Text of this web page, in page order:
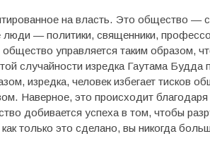
на власть. Это общество —
люди — политики, священники,
управляется таким образом,
случайности изредка Гаутама Будда
изредка, человек избегает тисков
Наверное, это происходит благодаря
добивается успеха в том, чтобы
только это сделано, вы никогда